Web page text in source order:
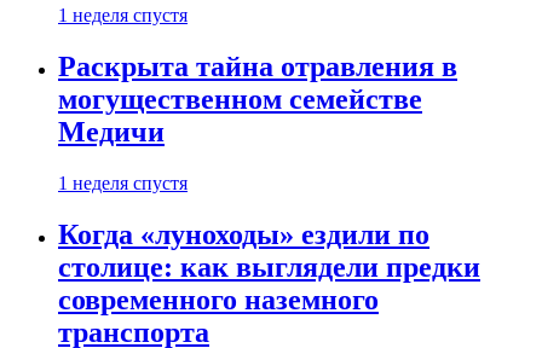
1 неделя спустя
Раскрыта тайна отравления в
могущественном семействе
Медичи
1 неделя спустя
Когда «луноходы» ездили по
столице: как выглядели предки
современного наземного
транспорта